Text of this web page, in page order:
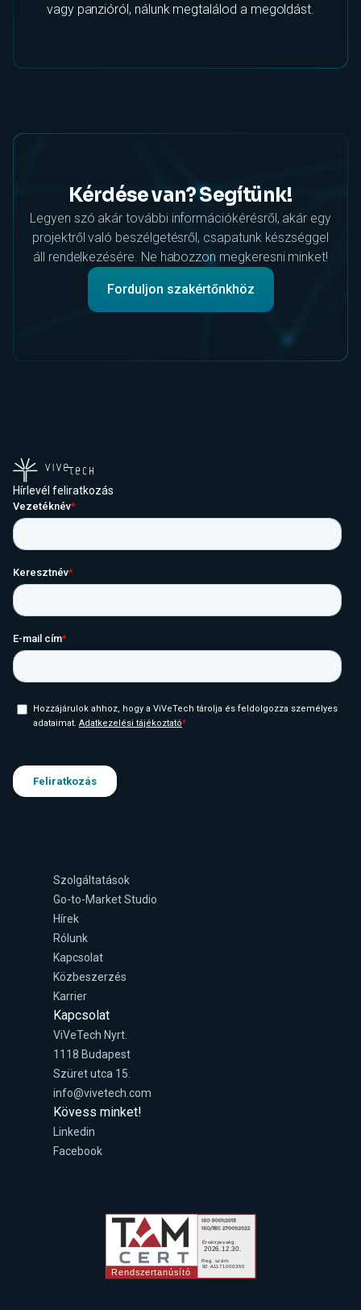
vagy panzióról, nálunk megtalálod a megoldást.
Kérdése van? Segítünk!
Legyen szó akár további információkérésről, akár egy
projektről való beszélgetésről, csapatunk készséggel
áll rendelkezésére. Ne habozzon megkeresni minket!
Forduljon szakértőnkhöz
Hírlevél feliratkozás
Szolgáltatások
Go-to-Market Studio
Hírek
Rólunk
Kapcsolat
Közbeszerzés
Karrier
Kapcsolat
ViVeTech Nyrt.
1118 Budapest
Szüret utca 15.
info@vivetech.com
Kövess minket!
Linkedin
Facebook